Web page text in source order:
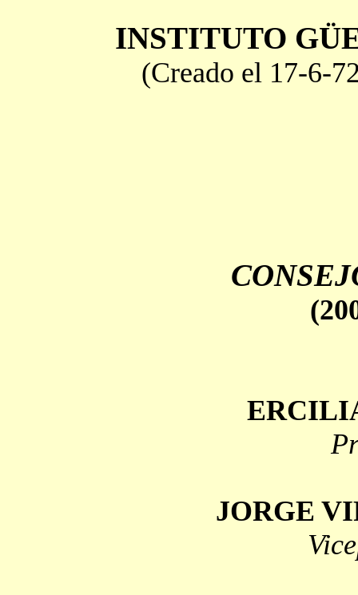
INSTITUTO
(Creado el 17-6-
JORGE